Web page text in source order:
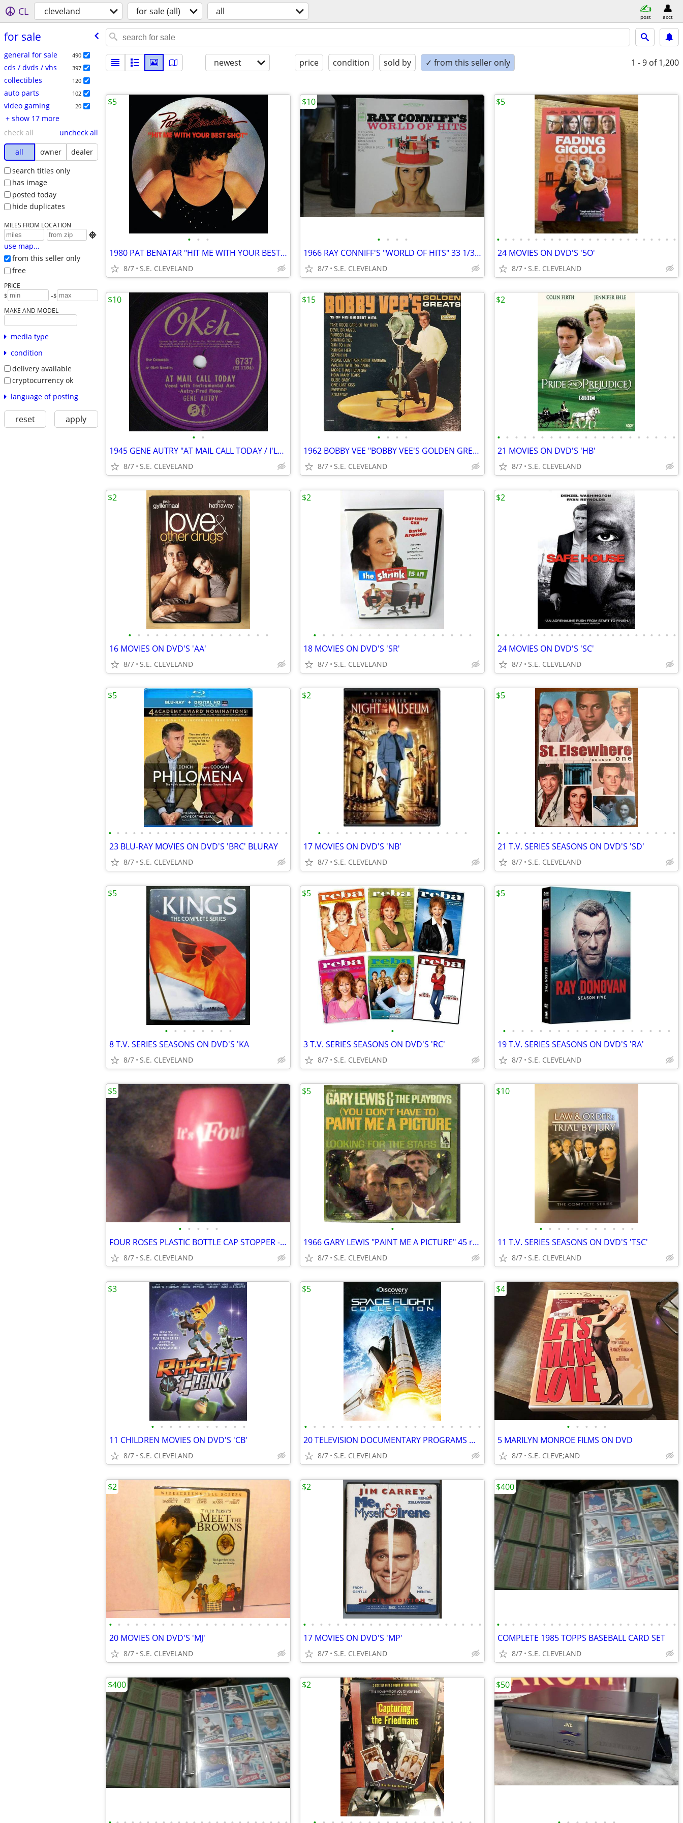
CL cleveland for sale (all) all post acct
for sale
general for sale 490
cds / dvds / vhs 397
collectibles 120
auto parts 102
video gaming 20
+ show 17 more
check all
uncheck all
all
owner
dealer
search titles only
has image
posted today
hide duplicates
MILES FROM LOCATION

use map...
from this seller only
free
PRICE
$ -$
MAKE AND MODEL
media type
condition
delivery available
cryptocurrency ok
language of posting
reset apply
newest price condition sold by ✓ from this seller only 1 - 9 of 1,200
• • •
1980 PAT BENATAR "HIT ME WITH YOUR BEST SHOT/PRISONER OF LOVE" RECORD
8/7 S.E. CLEVELAND
$5
• • • •
1966 RAY CONNIFF'S "WORLD OF HITS" 33 1/3rpm RECORD ALBUM LP
8/7 S.E. CLEVELAND
$10
• • • • • • • • • • • • • • • • • • • • • • • •
24 MOVIES ON DVD'S '5O'
8/7 S.E. CLEVELAND
$5
• •
1945 GENE AUTRY "AT MAIL CALL TODAY / I'LL BE BACK" 78 rpm RECORD
8/7 S.E. CLEVELAND
$10
• • • •
1962 BOBBY VEE "BOBBY VEE'S GOLDEN GREATS" 33 1/3rpm RECORD ALBUM LP
8/7 S.E. CLEVELAND
$15
• • • • • • • • • • • • • • • • • • • • •
21 MOVIES ON DVD'S 'HB'
8/7 S.E. CLEVELAND
$2
• • • • • • • • • • • • • • • •
16 MOVIES ON DVD'S 'AA'
8/7 S.E. CLEVELAND
$2
• • • • • • • • • • • • • • • • • •
18 MOVIES ON DVD'S 'SR'
8/7 S.E. CLEVELAND
$2
• • • • • • • • • • • • • • • • • • • • • • • •
24 MOVIES ON DVD'S 'SC'
8/7 S.E. CLEVELAND
$2
• • • • • • • • • • • • • • • • • • • • • • •
23 BLU-RAY MOVIES ON DVD'S 'BRC' BLURAY
8/7 S.E. CLEVELAND
$5
• • • • • • • • • • • • • • • • •
17 MOVIES ON DVD'S 'NB'
8/7 S.E. CLEVELAND
$2
• • • • • • • • • • • • • • • • • • • • •
21 T.V. SERIES SEASONS ON DVD'S 'SD'
8/7 S.E. CLEVELAND
$5
• • • • • • • •
8 T.V. SERIES SEASONS ON DVD'S 'KA
8/7 S.E. CLEVELAND
$5
•
3 T.V. SERIES SEASONS ON DVD'S 'RC'
8/7 S.E. CLEVELAND
$5
• • • • • • • • • • • • • • • • • • •
19 T.V. SERIES SEASONS ON DVD'S 'RA'
8/7 S.E. CLEVELAND
$5
• • • • •
FOUR ROSES PLASTIC BOTTLE CAP STOPPER - BAR
8/7 S.E. CLEVELAND
$5
•
1966 GARY LEWIS "PAINT ME A PICTURE" 45 rpm RECORD PICTURE SLEEVE
8/7 S.E. CLEVELAND
$5
• • • • • • • • • • •
11 T.V. SERIES SEASONS ON DVD'S 'TSC'
8/7 S.E. CLEVELAND
$10
• • • • • • • • • • •
11 CHILDREN MOVIES ON DVD'S 'CB'
8/7 S.E. CLEVELAND
$3
• • • • • • • • • • • • • • • • • • • •
20 TELEVISION DOCUMENTARY PROGRAMS ON DVD'S 'HB'
8/7 S.E. CLEVELAND
$5
• • • • •
5 MARILYN MONROE FILMS ON DVD
8/7 S.E. CLEVE;AND
$4
• • • • • • • • • • • • • • • • • • • • •
20 MOVIES ON DVD'S 'MJ'
8/7 S.E. CLEVELAND
$2
• • • • • • • • • • • • • • • • • • • • • •
17 MOVIES ON DVD'S 'MP'
8/7 S.E. CLEVELAND
$2
• • • • • • • • • • • • • • • • • • • • • • • •
COMPLETE 1985 TOPPS BASEBALL CARD SET
8/7 S.E. CLEVELAND
$400
$400 $2 $50